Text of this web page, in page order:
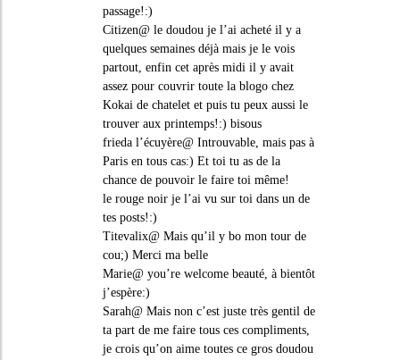
passage!:)
Citizen@ le doudou je l’ai acheté il y a
quelques semaines déjà mais je le vois
partout, enfin cet après midi il y avait
assez pour couvrir toute la blogo chez
Kokai de chatelet et puis tu peux aussi le
trouver aux printemps!:) bisous
frieda l’écuyère@ Introuvable, mais pas à
Paris en tous cas:) Et toi tu as de la
chance de pouvoir le faire toi même!
le rouge noir je l’ai vu sur toi dans un de
tes posts!:)
Titevalix@ Mais qu’il y bo mon tour de
cou;) Merci ma belle
Marie@ you’re welcome beauté, à bientôt
j’espère:)
Sarah@ Mais non c’est juste très gentil de
ta part de me faire tous ces compliments,
je crois qu’on aime toutes ce gros doudou